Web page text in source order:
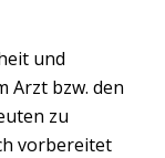
und
Arzt bzw. den
zu
vorbereitet